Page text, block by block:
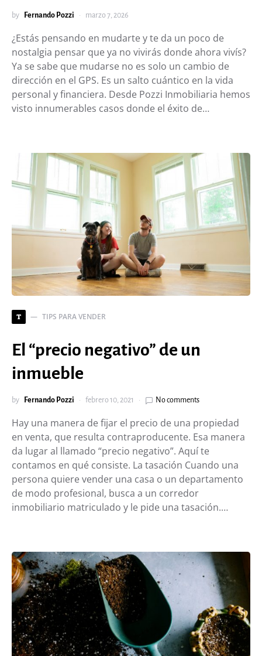
by Fernando Pozzi marzo 7, 2026
¿Estás pensando en mudarte y te da un poco de
nostalgia pensar que ya no vivirás donde ahora vivís?
Ya se sabe que mudarse no es solo un cambio de
dirección en el GPS. Es un salto cuántico en la vida
personal y financiera. Desde Pozzi Inmobiliaria hemos
visto innumerables casos donde el éxito de…
T TIPS PARA VENDER
El “precio negativo” de un
inmueble
by Fernando Pozzi febrero 10, 2021 No comments
Hay una manera de fijar el precio de una propiedad
en venta, que resulta contraproducente. Esa manera
da lugar al llamado “precio negativo”. Aquí te
contamos en qué consiste. La tasación Cuando una
persona quiere vender una casa o un departamento
de modo profesional, busca a un corredor
inmobiliario matriculado y le pide una tasación.…